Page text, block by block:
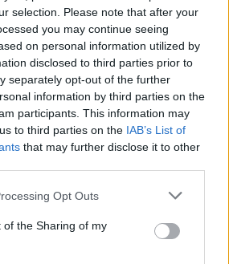
selection. Please note that after your
you may continue seeing
on personal information utilized by
disclosed to third parties prior to
separately opt-out of the further
information by third parties on the
participants. This information may
to third parties on the IAB’s List of
that may further disclose it to other
app uses one or more Google
or usage behaviour. You may click to
to Google and its third-party tags to
specified purposes in below Google
Opt Outs
of the Sharing of my
The Walking Dead
évadot
az első évadot, senki, sem a
alkotók, sem a tévé nem
lesz folytatása. Senki. 2010-